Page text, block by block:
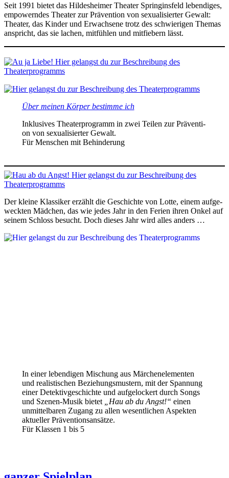
Seit 1991 bie­tet das Hil­des­hei­mer Thea­ter Spring­ins­feld leben­di­ges,
empowern­des Thea­ter zur Prä­ven­ti­on von sexua­li­sier­ter Gewalt:
Thea­ter, das Kin­der und Erwach­se­ne trotz des schwie­ri­gen The­mas
anspricht, das sie lachen, mit­füh­len und mit­fie­bern lässt.
Über mei­nen Kör­per bestim­me ich
Inklu­si­ves Thea­ter­pro­gramm in zwei Tei­len zur Prä­ven­ti­
on von sexua­li­sier­ter Gewalt.
Für Men­schen mit Behinderung
Der klei­ne Klas­si­ker erzählt die Geschich­te von Lot­te, einem auf­ge­
weck­ten Mäd­chen, das wie jedes Jahr in den Feri­en ihren Onkel auf
sei­nem Schloss besucht. Doch die­ses Jahr wird alles anders …
In einer leben­di­gen Mischung aus Mär­chen­ele­men­ten
und rea­lis­ti­schen Bezie­hungs­mus­tern, mit der Span­nung
einer Detek­tiv­ge­schich­te und auf­ge­lo­ckert durch Songs
und Sze­nen-Musik bie­tet
„Hau ab du Angst!“ einen
unmit­tel­ba­ren Zugang zu allen wesent­li­chen Aspek­ten
aktu­el­ler Prä­ven­ti­ons­an­sät­ze.
Für Klas­sen 1 bis 5